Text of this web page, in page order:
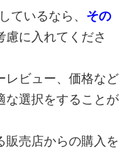
ているなら、 その
慮に入れてくださ
レビュー、価格など
な選択をすることが
販売店からの購入を